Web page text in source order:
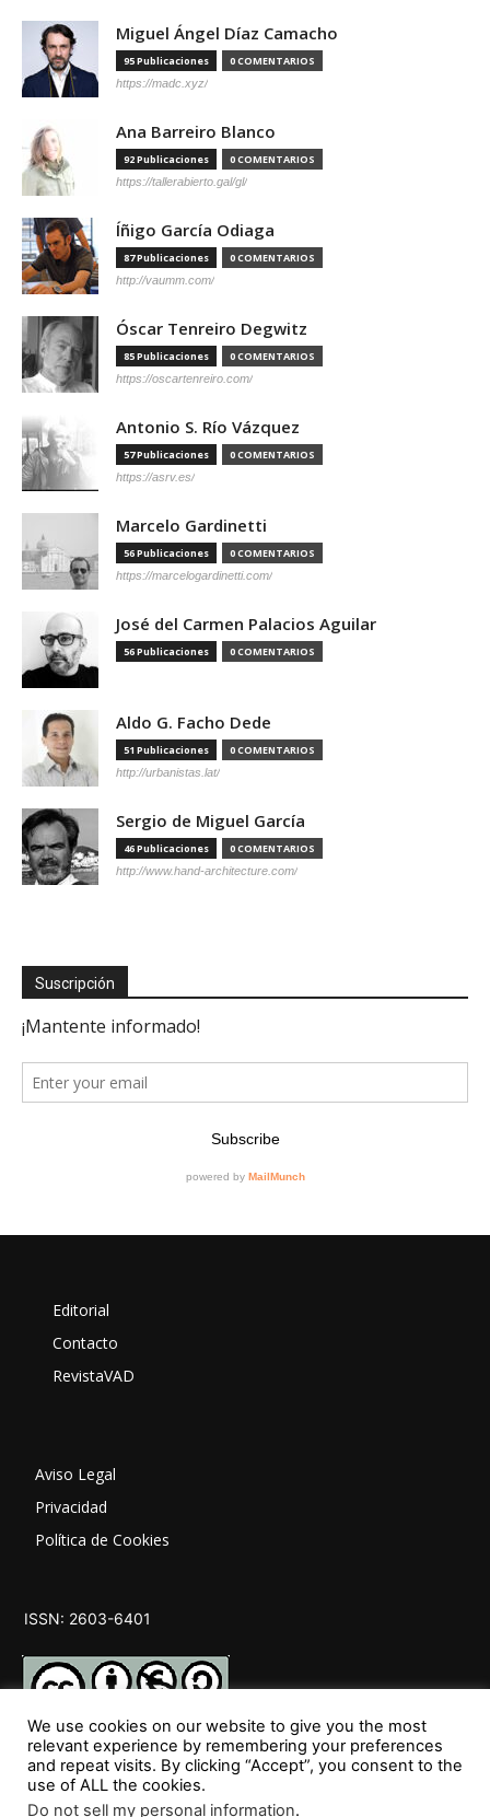
Miguel Ángel Díaz Camacho
95 Publicaciones 0 COMENTARIOS
https://madc.xyz/
Ana Barreiro Blanco
92 Publicaciones 0 COMENTARIOS
https://tallerabierto.gal/gl/
Íñigo García Odiaga
87 Publicaciones 0 COMENTARIOS
http://vaumm.com/
Óscar Tenreiro Degwitz
85 Publicaciones 0 COMENTARIOS
https://oscartenreiro.com/
Antonio S. Río Vázquez
57 Publicaciones 0 COMENTARIOS
https://asrv.es/
Marcelo Gardinetti
56 Publicaciones 0 COMENTARIOS
https://marcelogardinetti.com/
José del Carmen Palacios Aguilar
56 Publicaciones 0 COMENTARIOS
Aldo G. Facho Dede
51 Publicaciones 0 COMENTARIOS
http://urbanistas.lat/
Sergio de Miguel García
46 Publicaciones 0 COMENTARIOS
http://www.hand-architecture.com/
Suscripción
Editorial
Contacto
RevistaVAD
Aviso Legal
Privacidad
Política de Cookies
ISSN: 2603-6401
SÍGUENOS
We use cookies on our website to give you the most
relevant experience by remembering your preferences
and repeat visits. By clicking “Accept”, you consent to the
use of ALL the cookies.
Do not sell my personal information.